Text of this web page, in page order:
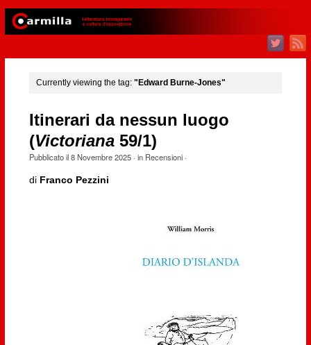
Currently viewing the tag: "Edward Burne-Jones"
Itinerari da nessun luogo
(Victoriana59/1)
Pubblicato il8 Novembre 2025· in Recensioni·
di Franco Pezzini